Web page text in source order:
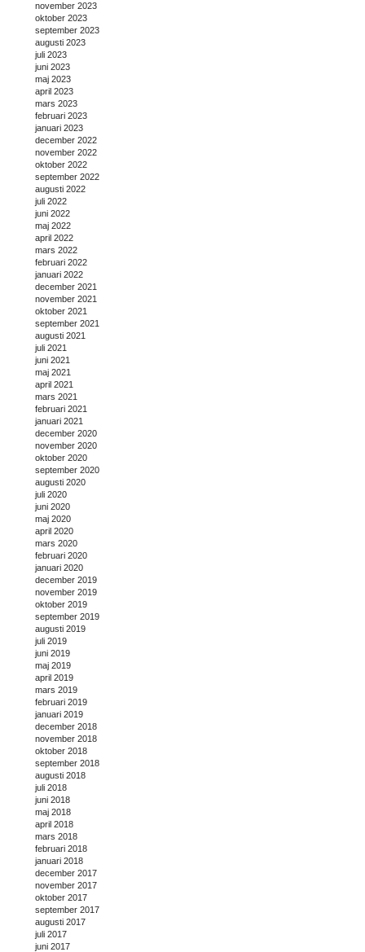
november 2023
oktober 2023
september 2023
augusti 2023
juli 2023
juni 2023
maj 2023
april 2023
mars 2023
februari 2023
januari 2023
december 2022
november 2022
oktober 2022
september 2022
augusti 2022
juli 2022
juni 2022
maj 2022
april 2022
mars 2022
februari 2022
januari 2022
december 2021
november 2021
oktober 2021
september 2021
augusti 2021
juli 2021
juni 2021
maj 2021
april 2021
mars 2021
februari 2021
januari 2021
december 2020
november 2020
oktober 2020
september 2020
augusti 2020
juli 2020
juni 2020
maj 2020
april 2020
mars 2020
februari 2020
januari 2020
december 2019
november 2019
oktober 2019
september 2019
augusti 2019
juli 2019
juni 2019
maj 2019
april 2019
mars 2019
februari 2019
januari 2019
december 2018
november 2018
oktober 2018
september 2018
augusti 2018
juli 2018
juni 2018
maj 2018
april 2018
mars 2018
februari 2018
januari 2018
december 2017
november 2017
oktober 2017
september 2017
augusti 2017
juli 2017
juni 2017